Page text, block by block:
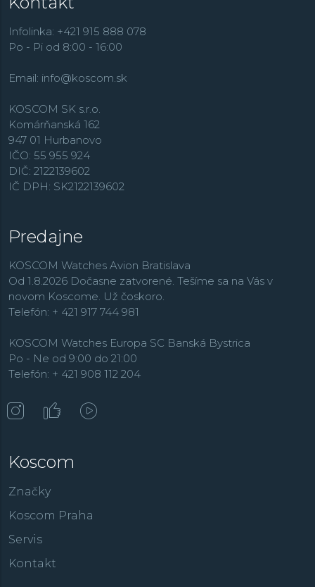
Edifice, outdoorovéPro Trek
retro radVintage,alebo rádiom riadené modely
Infolinka: +421 915 888 078
Po - Pi od 8:00 - 16:00
Email: info@koscom.sk
KOSCOM SK s.r.o.
Komárňanská 162
947 01 Hurbanovo
IČO: 55 955 924
DIČ: 2122139602
IČ DPH: SK2122139602
Predajne
KOSCOM Watches Avion Bratislava
Od 1.8.2026 Dočasne zatvorené. Tešíme sa na Vás v
novom Koscome. Už čoskoro.
Telefón: + 421 917 744 981
KOSCOM Watches Europa SC Banská Bystrica
Po - Ne od 9:00 do 21:00
Telefón: + 421 908 112 204
Koscom
Značky
Koscom Praha
Servis
Kontakt